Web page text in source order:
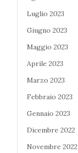
Luglio 2023
Giugno 2023
Maggio 2023
Aprile 2023
Marzo 2023
Febbraio 2023
Gennaio 2023
Dicembre 2022
Novembre 2022